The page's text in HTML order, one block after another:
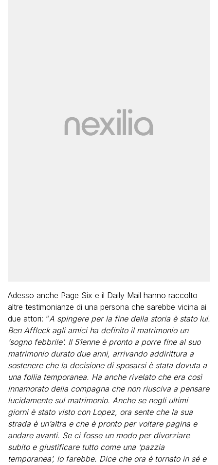
Adesso anche Page Six e il Daily Mail hanno raccolto
altre testimonianze di una persona che sarebbe vicina ai
due attori: “A spingere per la fine della storia è stato lui.
Ben Affleck agli amici ha definito il matrimonio un
‘sogno febbrile’. Il 51enne è pronto a porre fine al suo
matrimonio durato due anni, arrivando addirittura a
sostenere che la decisione di sposarsi è stata dovuta a
una follia temporanea. Ha anche rivelato che era così
innamorato della compagna che non riusciva a pensare
lucidamente sul matrimonio. Anche se negli ultimi
giorni è stato visto con Lopez, ora sente che la sua
strada è un’altra e che è pronto per voltare pagina e
andare avanti. Se ci fosse un modo per divorziare
subito e giustificare tutto come una ‘pazzia
temporanea’, lo farebbe. Dice che ora è tornato in sé e